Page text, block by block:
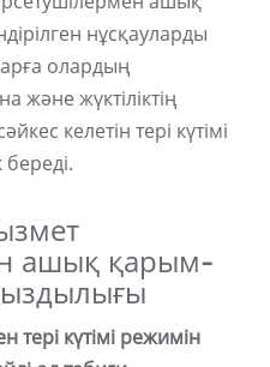
нұсқауларды
олардың
және жүктіліктің
келетін тері күтімі
береді.
ашық қарым-
тері күтімі режимін